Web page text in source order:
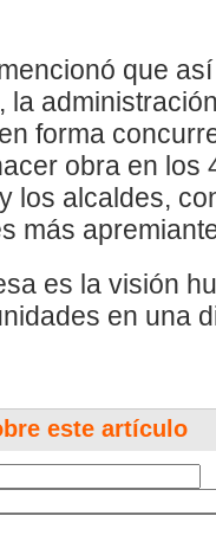
que
la
forma
obra en los
los alcaldes,
más
es la visión
en una
este artículo